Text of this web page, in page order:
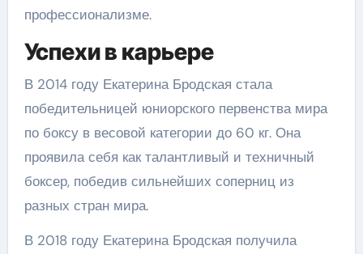
профессионализме.
Успехи в карьере
В 2014 году Екатерина Бродская стала
победительницей юниорского первенства мира
по боксу в весовой категории до 60 кг. Она
проявила себя как талантливый и техничный
боксер, победив сильнейших соперниц из
разных стран мира.
В 2018 году Екатерина Бродская получила